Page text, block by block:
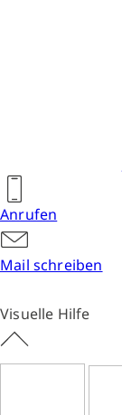
Anrufen
Mail schreiben
Visuelle Hilfe